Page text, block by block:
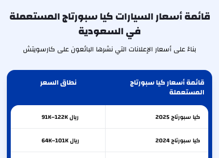
قائمة أسعار السيارات كيا سبورتاج المستعملة
في السعودية
بناءً على أسعار الإعلانات التي نشرها البائعون على كارسويتش
قائمة أسعار كيا سبورتاج
المستعملة
نطاق السعر
كيا سبورتاج2025 ريال 91K–122K
كيا سبورتاج2024 ريال 64K–101K